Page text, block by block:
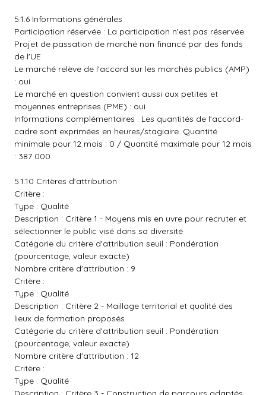
5.1.6 Informations générales
Participation réservée : La participation n'est pas réservée.
Projet de passation de marché non financé par des fonds
de l'UE
Le marché relève de l'accord sur les marchés publics (AMP)
: oui
Le marché en question convient aussi aux petites et
moyennes entreprises (PME) : oui
Informations complémentaires : Les quantités de l'accord-
cadre sont exprimées en heures/stagiaire. Quantité
minimale pour 12 mois : 0 / Quantité maximale pour 12 mois
: 387 000
5.1.10 Critères d'attribution
Critère :
Type : Qualité
Description : Critère 1 - Moyens mis en uvre pour recruter et
sélectionner le public visé dans sa diversité
Catégorie du critère d'attribution seuil : Pondération
(pourcentage, valeur exacte)
Nombre critère d'attribution : 9
Critère :
Type : Qualité
Description : Critère 2 - Maillage territorial et qualité des
lieux de formation proposés
Catégorie du critère d'attribution seuil : Pondération
(pourcentage, valeur exacte)
Nombre critère d'attribution : 12
Critère :
Type : Qualité